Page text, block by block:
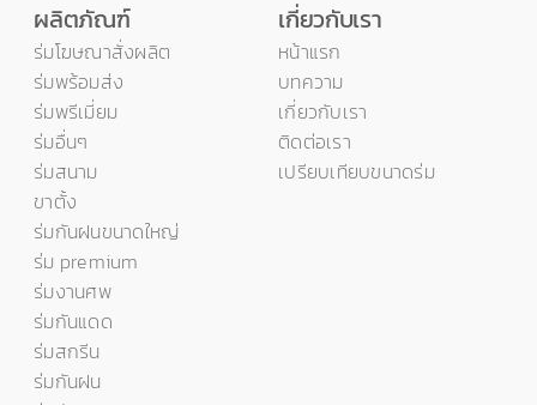
ผลิตภัณฑ์
ร่มโฆษณาสั่งผลิต
ร่มพร้อมส่ง
ร่มพรีเมี่ยม
ร่มอื่นๆ
ร่มสนาม
ขาตั้ง
ร่มกันฝนขนาดใหญ่
ร่ม premium
ร่มงานศพ
ร่มกันแดด
ร่มสกรีน
ร่มกันฝน
เกี่ยวกับเรา
หน้าแรก
บทความ
เกี่ยวกับเรา
ติดต่อเรา
เปรียบเทียบขนาดร่ม